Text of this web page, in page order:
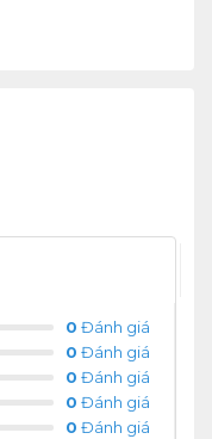
0 Đánh giá
0 Đánh giá
0 Đánh giá
0 Đánh giá
0 Đánh giá